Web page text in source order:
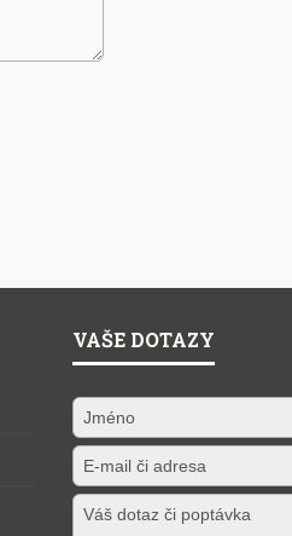
VAŠE DOTAZY